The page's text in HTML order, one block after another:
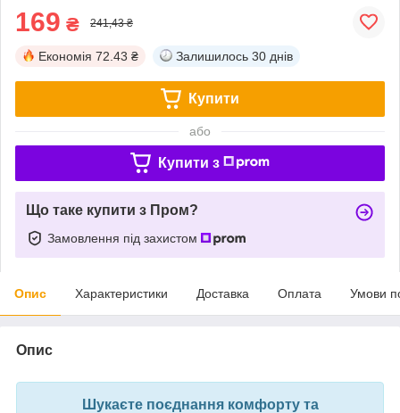
169 ₴ 241,43 ₴
Економія 72.43 ₴ Залишилось 30 днів
Купити
або
Купити з
Що таке купити з Пром?
Замовлення під захистом
Опис Характеристики Доставка Оплата Умови
Опис
Шукаєте поєднання комфорту та